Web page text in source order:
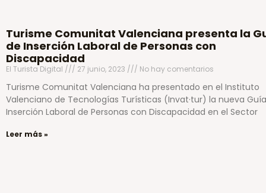
Turisme Comunitat Valenciana presenta la
de Inserción Laboral de Personas con
Discapacidad
El Turista Digital 27 junio, 2023 No hay comentarios
Turisme Comunitat Valenciana ha presentado en el Instituto
Valenciano de Tecnologías Turísticas (Invat·tur) la nueva
Inserción Laboral de Personas con Discapacidad en el Sector
Leer más »